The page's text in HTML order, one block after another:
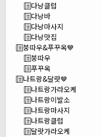
다낭클럽
다낭바
다낭마사지
다낭맛집
붕따우&푸꾸옥💙
붕따우
푸꾸옥
나트랑&달랏🤎
나트랑가라오케
나트랑이발소
나트랑마사지
나트랑클럽
달랏가라오케